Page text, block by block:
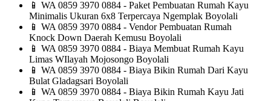
📱 WA 0859 3970 0884 - Paket Pembuatan Rumah Kayu
Minimalis Ukuran 6x8 Terpercaya Ngemplak Boyolali
📱 WA 0859 3970 0884 - Vendor Pembuatan Rumah
Knock Down Daerah Kemusu Boyolali
📱 WA 0859 3970 0884 - Biaya Membuat Rumah Kayu
Limas WIlayah Mojosongo Boyolali
📱 WA 0859 3970 0884 - Biaya Bikin Rumah Dari Kayu
Bulat Gladagsari Boyolali
📱 WA 0859 3970 0884 - Biaya Bikin Rumah Kayu Jati